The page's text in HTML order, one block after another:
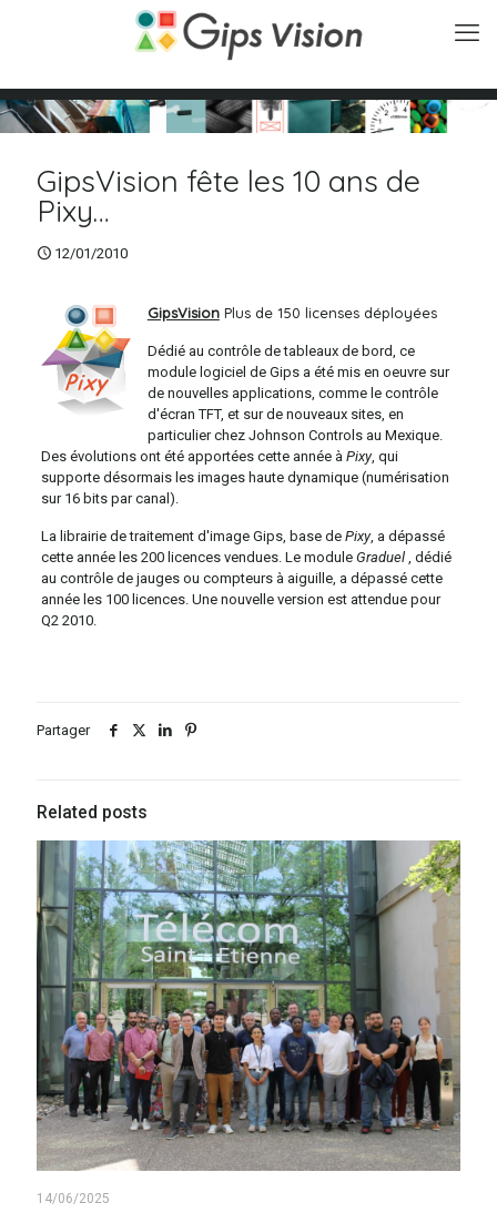
GipsVision fête les 10 ans de
Pixy…
12/01/2010
GipsVisionPlus de 150 licenses déployées
Dédié au contrôle de tableaux de bord, ce
module logiciel de Gips a été mis en oeuvre sur
de nouvelles applications, comme le contrôle
d'écran TFT, et sur de nouveaux sites, en
particulier chez Johnson Controls au Mexique.
Des évolutions ont été apportées cette année à Pixy, qui
supporte désormais les images haute dynamique (numérisation
sur 16 bits par canal).
La librairie de traitement d'image Gips, base de Pixy, a dépassé
cette année les 200 licences vendues. Le module Graduel, dédié
au contrôle de jauges ou compteurs à aiguille, a dépassé cette
année les 100 licences. Une nouvelle version est attendue pour
Q2 2010.
Partager
Related posts
14/06/2025